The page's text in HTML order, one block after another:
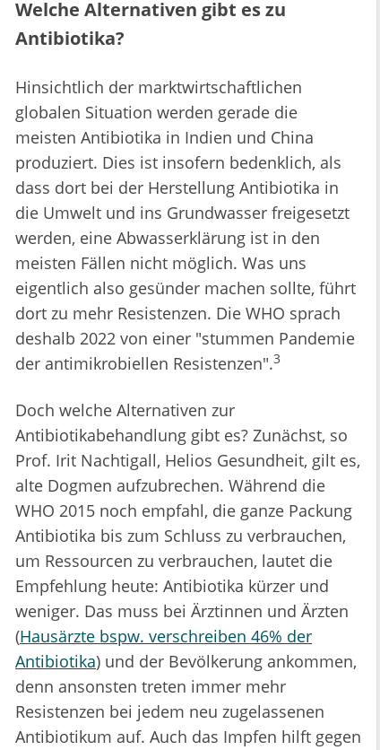
Welche Alternativen gibt es zu
Antibiotika?
Hinsichtlich der marktwirtschaftlichen
globalen Situation werden gerade die
meisten Antibiotika in Indien und China
produziert. Dies ist insofern bedenklich, als
dass dort bei der Herstellung Antibiotika in
die Umwelt und ins Grundwasser freigesetzt
werden, eine Abwasserklärung ist in den
meisten Fällen nicht möglich. Was uns
eigentlich also gesünder machen sollte, führt
dort zu mehr Resistenzen. Die WHO sprach
deshalb 2022 von einer "stummen Pandemie
der antimikrobiellen Resistenzen".3
Doch welche Alternativen zur
Antibiotikabehandlung gibt es? Zunächst, so
Prof. Irit Nachtigall, Helios Gesundheit, gilt es,
alte Dogmen aufzubrechen. Während die
WHO 2015 noch empfahl, die ganze Packung
Antibiotika bis zum Schluss zu verbrauchen,
um Ressourcen zu verbrauchen, lautet die
Empfehlung heute: Antibiotika kürzer und
weniger. Das muss bei Ärztinnen und Ärzten
(Hausärzte bspw. verschreiben 46% der
Antibiotika) und der Bevölkerung ankommen,
denn ansonsten treten immer mehr
Resistenzen bei jedem neu zugelassenen
Antibiotikum auf. Auch das Impfen hilft gegen